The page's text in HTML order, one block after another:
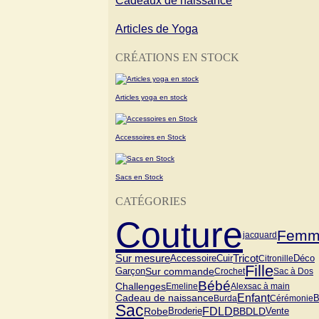
Articles de Yoga
CRÉATIONS EN STOCK
Articles yoga en stock
Accessoires en Stock
Sacs en Stock
CATÉGORIES
Couturejacquard
Sur mesureAccessoireCuirTricotCitronille Déco
GarçonSur commandeCrochetFilleSac à Dos
ChallengesEmelineBébéAlexsac à main
Cadeau de naissanceBurda EnfantCérémonie
SacRobeBroderieFDLDBBDLDVente